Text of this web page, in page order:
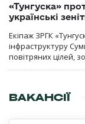
«Тунгуска»
українські
Екіпаж ЗРГК
інфраструктуру
повітряних цілей,
ВАКАНСІЇ